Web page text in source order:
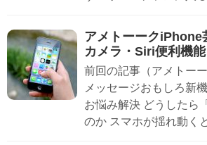
アメトーーク
カメラ・Siri便利機能
前回の記事（アメトー
メッセージおもしろ新
お悩み解決 どうしたら
のか スマホが揺れ動く